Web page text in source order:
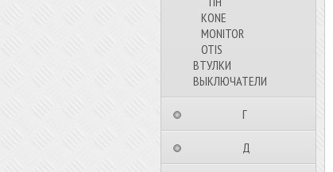
KONE
MONITOR
OTIS
ВТУЛКИ
ВЫКЛЮЧАТЕЛИ
⠀⠀⠀⠀⠀⠀Г⠀⠀⠀⠀⠀⠀⠀
⠀⠀⠀⠀⠀⠀Д⠀⠀⠀⠀⠀⠀⠀